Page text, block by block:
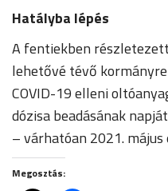
Hatályba lépés
A fentiekben
lehetővé tévő
COVID-19 elleni
dózisa beadásának
– várhatóan 2021. május
Megosztás: